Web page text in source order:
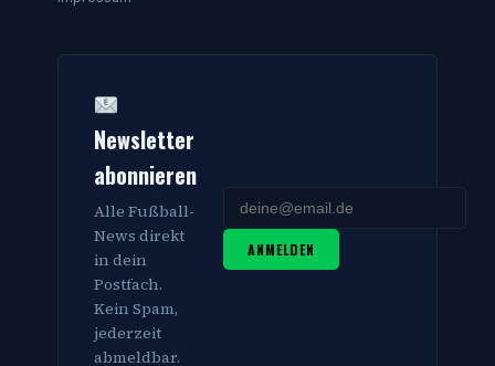
Newsletter
abonnieren
Alle Fußball-
News direkt
in dein
Postfach.
Kein Spam,
jederzeit
abmeldbar.
ANMELDEN